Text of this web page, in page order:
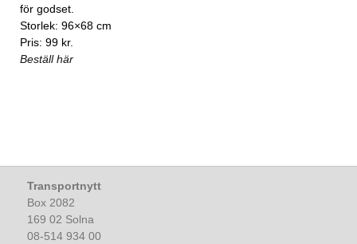
för godset.
Storlek: 96×68 cm
Pris: 99 kr.
Beställ här
Transportnytt
Box 2082
169 02 Solna
08-514 934 00